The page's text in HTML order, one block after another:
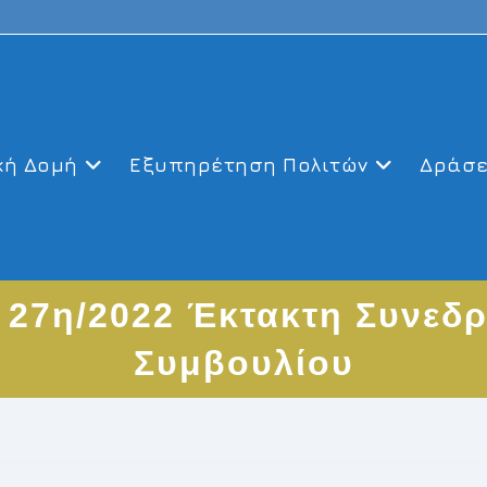
Δομή Εξυπηρέτηση Πολιτών
2022 Έκτακτη
Συμβουλίου